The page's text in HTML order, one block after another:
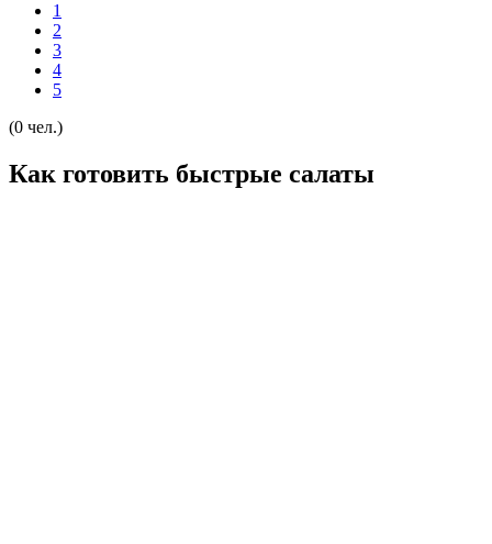
1
2
3
4
5
(0 чел.)
Как готовить быстрые салаты